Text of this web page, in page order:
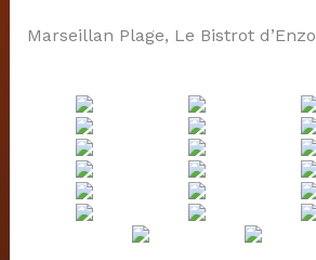
Marseillan Plage, Le Bistrot d’Enzo